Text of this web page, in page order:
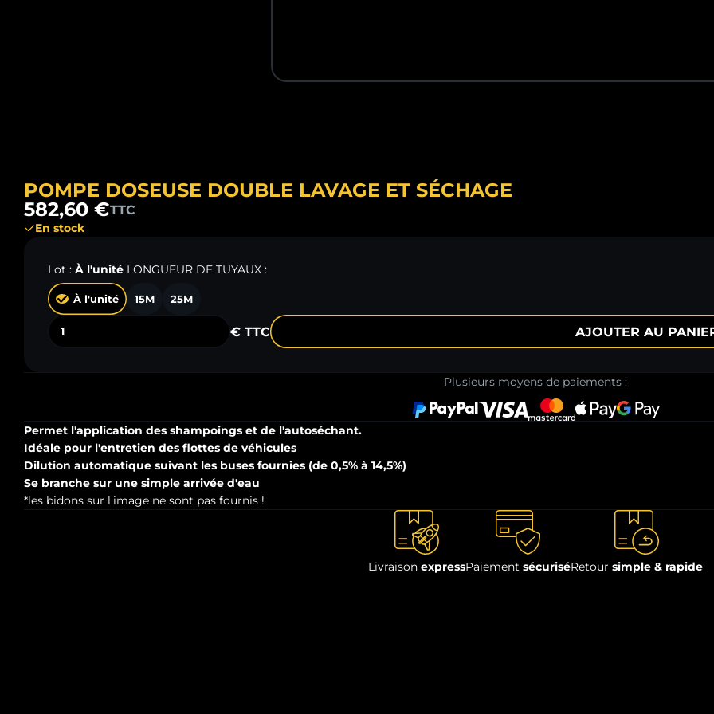
POMPE DOSEUSE DOUBLE LAVAGE ET SÉCHAGE
582,60 €TTC
En stock
Lot : À l'unité
À l'unité
LONGUEUR DE TUYAUX :
15M 25M
€ TTC AJOUTER AU
Plusieurs moyens de paiements :
Permet l'application des shampoings et de l'autoséchant.
Idéale pour l'entretien des flottes de véhicules
Dilution automatique suivant les buses fournies (de 0,5% à 14,5%)
Se branche sur une simple arrivée d'eau
*les bidons sur l'image ne sont pas fournis !
Livraison expressPaiement sécuriséRetour simple & rapide